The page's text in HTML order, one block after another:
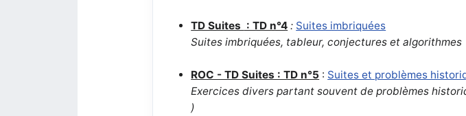
TD Suites : TD n°4 : Suites imbriquées
Suites imbriquées, tableur, conjectures et algorithmes
ROC - TD Suites : TD n°5 : Suites et problèmes
Exercices divers partant souvent deproblèmes
)